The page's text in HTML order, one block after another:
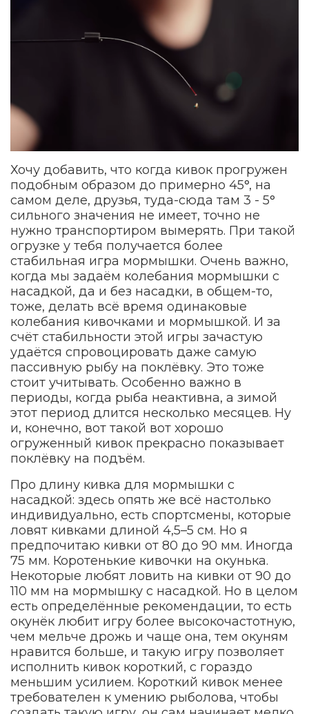
Хочу добавить, что когда кивок прогружен
подобным образом до примерно 45°, на
самом деле, друзья, туда-сюда там 3 - 5°
сильного значения не имеет, точно не
нужно транспортиром вымерять. При такой
огрузке у тебя получается более
стабильная игра мормышки. Очень важно,
когда мы задаём колебания мормышки с
насадкой, да и без насадки, в общем-то,
тоже, делать всё время одинаковые
колебания кивочками и мормышкой. И за
счёт стабильности этой игры зачастую
удаётся спровоцировать даже самую
пассивную рыбу на поклёвку. Это тоже
стоит учитывать. Особенно важно в
периоды, когда рыба неактивна, а зимой
этот период длится несколько месяцев. Ну
и, конечно, вот такой вот хорошо
огруженный кивок прекрасно показывает
поклёвку на подъём.
Про длину кивка для мормышки с
насадкой: здесь опять же всё настолько
индивидуально, есть спортсмены, которые
ловят кивками длиной 4,5–5 см. Но я
предпочитаю кивки от 80 до 90 мм. Иногда
75 мм. Коротенькие кивочки на окунька.
Некоторые любят ловить на кивки от 90 до
110 мм на мормышку с насадкой. Но в целом
есть определённые рекомендации, то есть
окунёк любит игру более высокочастотную,
чем мельче дрожь и чаще она, тем окуням
нравится больше, и такую игру позволяет
исполнить кивок короткий, с гораздо
меньшим усилием. Короткий кивок менее
требователен к умению рыболова, чтобы